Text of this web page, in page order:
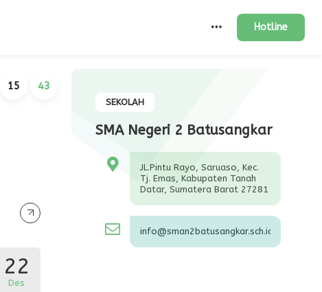
Hotline
15 44
22
Des
SEKOLAH
SMA Negeri 2 Batusangkar
JL.Pintu Rayo, Saruaso, Kec.
Tj. Emas, Kabupaten Tanah
Datar, Sumatera Barat 27281
info@sman2batusangkar.sch.id